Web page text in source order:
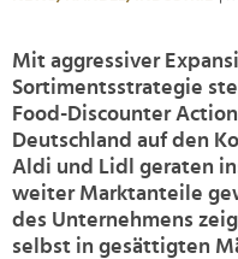
Mit aggressiver
Sortimentsstrategie
Food-Discounter
Deutschland auf den
Aldi und Lidl geraten
weiter Marktanteile
des Unternehmens
selbst in gesättigten